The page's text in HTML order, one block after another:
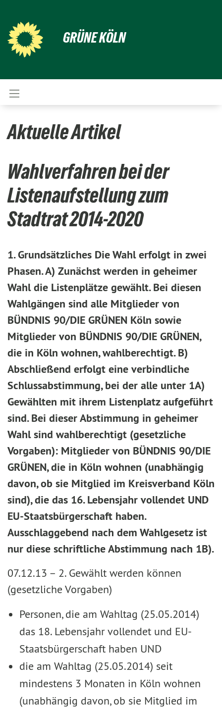
GRÜNE KÖLN
Aktuelle Artikel
Wahlverfahren bei der
Listenaufstellung zum
Stadtrat 2014-2020
1. Grundsätzliches Die Wahl erfolgt in zwei
Phasen. A) Zunächst werden in geheimer
Wahl die Listenplätze gewählt. Bei diesen
Wahlgängen sind alle Mit­glieder von
BÜNDNIS 90/DIE GRÜNEN Köln sowie
Mitglieder von BÜNDNIS 90/DIE GRÜNEN,
die in Köln wohnen, wahlberechtigt. B)
Abschließend erfolgt eine verbindliche
Schlussabstimmung, bei der alle unter 1A)
Gewählten mit ih­rem Listenplatz aufgeführt
sind. Bei dieser Abstimmung in geheimer
Wahl sind wahlberechtigt (gesetz­liche
Vorgaben): Mitglieder von BÜNDNIS 90/DIE
GRÜNEN, die in Köln wohnen (unabhängig
davon, ob sie Mitglied im Kreisverband Köln
sind), die das 16. Lebensjahr vollendet UND
EU-Staatsbürgerschaft haben.
Ausschlaggebend nach dem Wahlgesetz ist
nur diese schriftliche Abstimmung nach 1B).
07.12.13 – 2. Gewählt werden können
(gesetzliche Vorgaben)
Personen, die am Wahltag (25.05.2014)
das 18. Lebensjahr vollendet und EU-
Staatsbürger­schaft ha­ben UND
die am Wahltag (25.05.2014) seit
mindestens 3 Monaten in Köln wohnen
(unabhängig da­von, ob sie Mitglied im